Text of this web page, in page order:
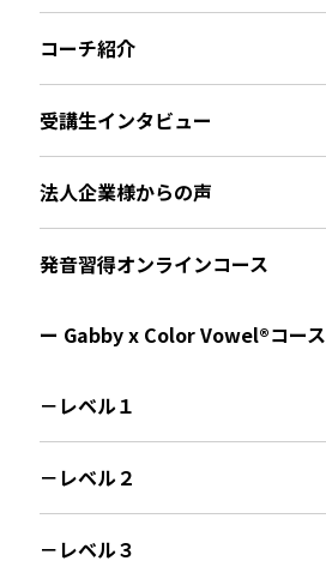
コーチ紹介
受講生インタビュー
法人企業様からの声
発音習得オンラインコース
ー Gabby x Color Vowel®︎コース
－レベル１
－レベル２
－レベル３